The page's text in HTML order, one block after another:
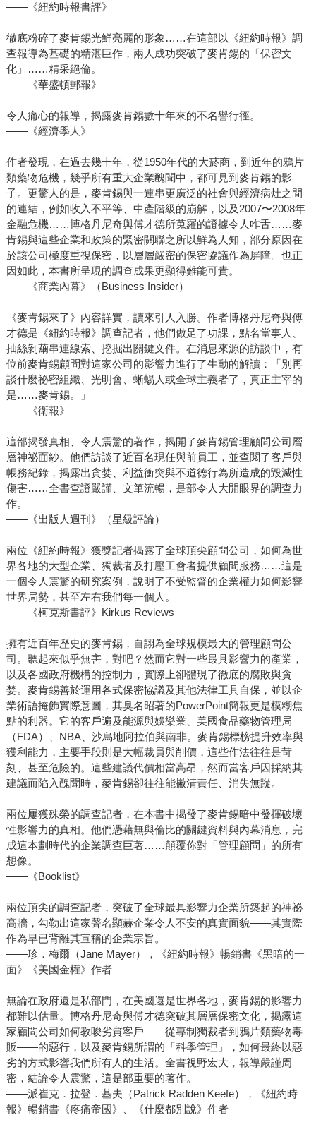
——《紐約時報書評》
徹底粉碎了麥肯錫光鮮亮麗的形象……在這部以《紐約時報》調
查報導為基礎的精湛巨作，兩人成功突破了麥肯錫的「保密文
化」……精采絕倫。
——《華盛頓郵報》
令人痛心的報導，揭露麥肯錫數十年來的不名譽行徑。
——《經濟學人》
作者發現，在過去幾十年，從1950年代的大菸商，到近年的鴉片
類藥物危機，幾乎所有重大企業醜聞中，都可見到麥肯錫的影
子。更驚人的是，麥肯錫與一連串更廣泛的社會與經濟病灶之間
的連結，例如收入不平等、中產階級的崩解，以及2007〜2008年
金融危機……博格丹尼奇與傅才德所蒐羅的證據令人咋舌……麥
肯錫與這些企業和政策的緊密關聯之所以鮮為人知，部分原因在
於該公司極度重視保密，以層層嚴密的保密協議作為屏障。也正
因如此，本書所呈現的調查成果更顯得難能可貴。
——《商業內幕》（Business Insider）
《麥肯錫來了》內容詳實，讀來引人入勝。作者博格丹尼奇與傅
才德是《紐約時報》調查記者，他們做足了功課，點名當事人、
抽絲剝繭串連線索、挖掘出關鍵文件。在消息來源的訪談中，有
位前麥肯錫顧問對這家公司的影響力進行了生動的解讀：「別再
談什麼祕密組織、光明會、蜥蜴人或全球主義者了，真正主宰的
是……麥肯錫。」
——《衛報》
這部揭發真相、令人震驚的著作，揭開了麥肯錫管理顧問公司層
層神祕面紗。他們訪談了近百名現任與前員工，並查閱了客戶與
帳務紀錄，揭露出貪婪、利益衝突與不道德行為所造成的毀滅性
傷害……全書查證嚴謹、文筆流暢，是部令人大開眼界的調查力
作。
——《出版人週刊》（星級評論）
兩位《紐約時報》獲獎記者揭露了全球頂尖顧問公司，如何為世
界各地的大型企業、獨裁者及打壓工會者提供顧問服務……這是
一個令人震驚的研究案例，說明了不受監督的企業權力如何影響
世界局勢，甚至左右我們每一個人。
——《柯克斯書評》Kirkus Reviews
擁有近百年歷史的麥肯錫，自詡為全球規模最大的管理顧問公
司。聽起來似乎無害，對吧？然而它對一些最具影響力的產業，
以及各國政府機構的控制力，實際上卻體現了徹底的腐敗與貪
婪。麥肯錫善於運用各式保密協議及其他法律工具自保，並以企
業術語掩飾實際意圖，其臭名昭著的PowerPoint簡報更是模糊焦
點的利器。它的客戶遍及能源與娛樂業、美國食品藥物管理局
（FDA）、NBA、沙烏地阿拉伯與南非。麥肯錫標榜提升效率與
獲利能力，主要手段則是大幅裁員與削價，這些作法往往是苛
刻、甚至危險的。這些建議代價相當高昂，然而當客戶因採納其
建議而陷入醜聞時，麥肯錫卻往往能撇清責任、消失無蹤。
兩位屢獲殊榮的調查記者，在本書中揭發了麥肯錫暗中發揮破壞
性影響力的真相。他們憑藉無與倫比的關鍵資料與內幕消息，完
成這本劃時代的企業調查巨著……顛覆你對「管理顧問」的所有
想像。
——《Booklist》
兩位頂尖的調查記者，突破了全球最具影響力企業所築起的神祕
高牆，勾勒出這家聲名顯赫企業令人不安的真實面貌——其實際
作為早已背離其宣稱的企業宗旨。
——珍．梅爾（Jane Mayer），《紐約時報》暢銷書《黑暗的一
面》《美國金權》作者
無論在政府還是私部門，在美國還是世界各地，麥肯錫的影響力
都難以估量。博格丹尼奇與傅才德突破其層層保密文化，揭露這
家顧問公司如何教唆劣質客戶——從專制獨裁者到鴉片類藥物毒
販——的惡行，以及麥肯錫所謂的「科學管理」，如何最終以惡
劣的方式影響我們所有人的生活。全書視野宏大，報導嚴謹周
密，結論令人震驚，這是部重要的著作。
——派崔克．拉登．基夫（Patrick Radden Keefe），《紐約時
報》暢銷書《疼痛帝國》、《什麼都別說》作者